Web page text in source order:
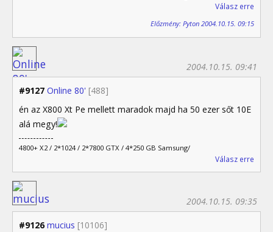
Válasz erre
Előzmény: Pyton 2004.10.15. 09:15
#9127 Online 80' [488]
2004.10.15. 09:41
én az X800 Xt Pe mellett maradok majd ha 50 ezer sőt 10E
alá megy!
4800+ X2 / 2*1024 / 2*7800 GTX / 4*250 GB Samsung/
Válasz erre
#9126 mucius [10106]
2004.10.15. 09:35